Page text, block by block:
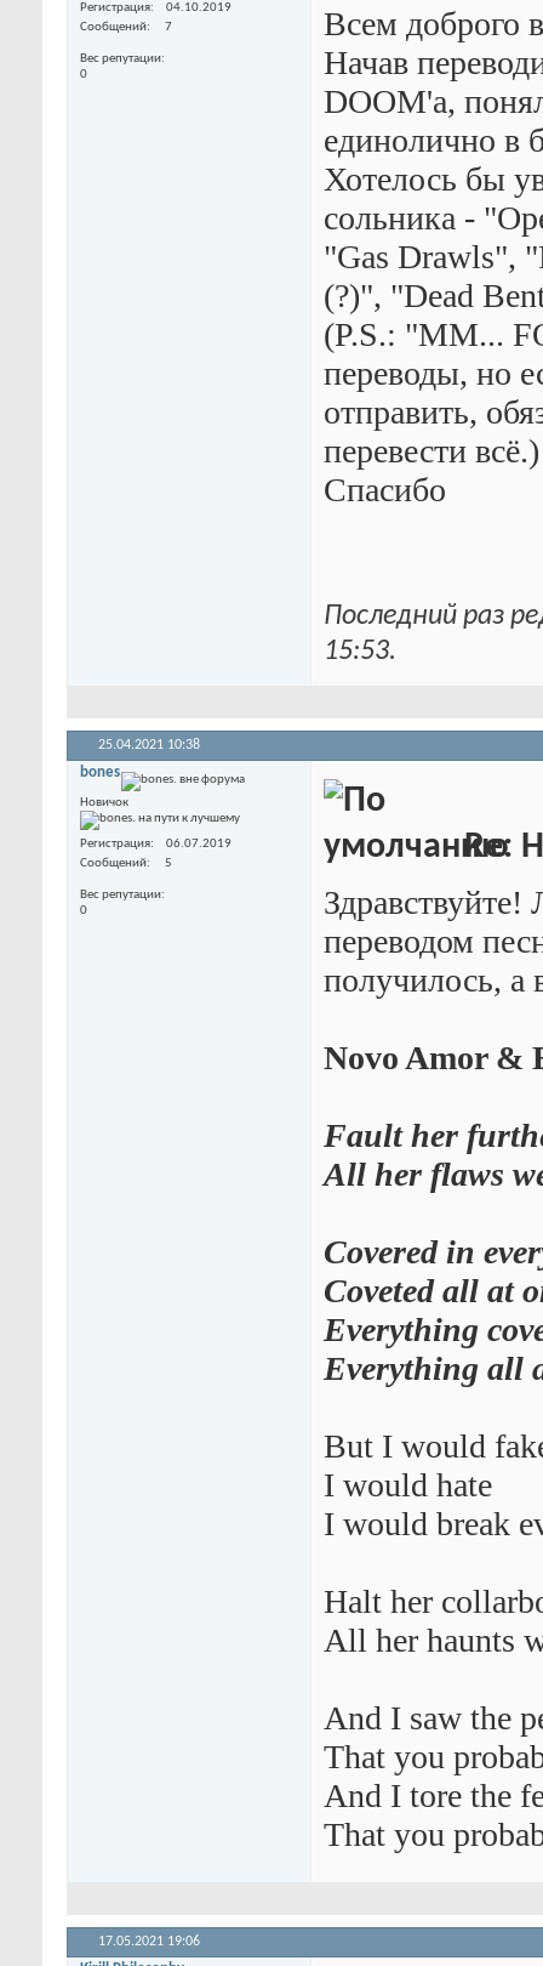
Регистрация
04.10.2019
Сообщений
7
Вес репутации
0
Всем доброго
Начав
DOOM'а,
единолично в
Хотелось бы
сольника -
"Gas Drawls",
(?)", "Dead
(P.S.: "MM...
переводы, но
отправить,
перевести всё.)
Спасибо
Последний раз
15:53.
25.04.2021 10:38
bones.
Новичок
Регистрация
06.07.2019
Сообщений
5
Вес репутации
0
Re:
переводом
получилось, а
Novo Amor &
Fault her
All her flaws
Covered in
Coveted all at
Everything
Everything all
But I would
I would hate
I would break
Halt her
All her haunts
And I saw the
That you
And I tore the
That you
17.05.2021 19:06